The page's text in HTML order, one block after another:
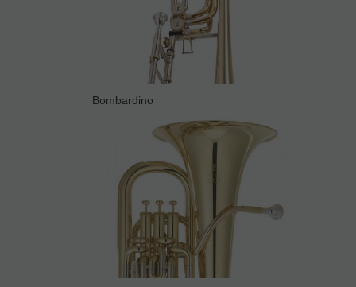
Bombardino